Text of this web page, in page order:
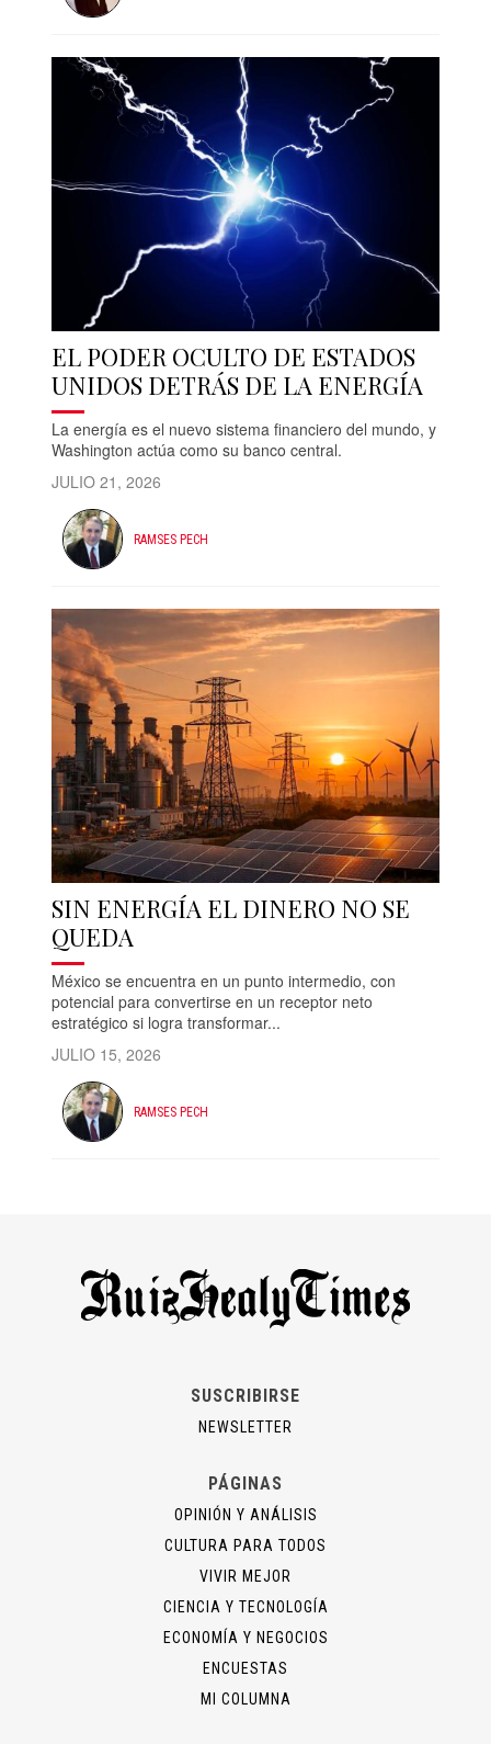
EL PODER OCULTO DE ESTADOS
UNIDOS DETRÁS DE LA ENERGÍA
La energía es el nuevo sistema financiero del mundo, y
Washington actúa como su banco central.
JULIO 21, 2026
RAMSES PECH
SIN ENERGÍA EL DINERO NO SE
QUEDA
México se encuentra en un punto intermedio, con
potencial para convertirse en un receptor neto
estratégico si logra transformar...
JULIO 15, 2026
RAMSES PECH
SUSCRIBIRSE
NEWSLETTER
PÁGINAS
OPINIÓN Y ANÁLISIS
CULTURA PARA TODOS
VIVIR MEJOR
CIENCIA Y TECNOLOGÍA
ECONOMÍA Y NEGOCIOS
ENCUESTAS
MI COLUMNA